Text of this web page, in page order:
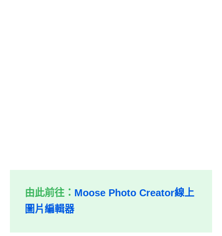
由此前往： Moose Photo Creator線上
圖片編輯器